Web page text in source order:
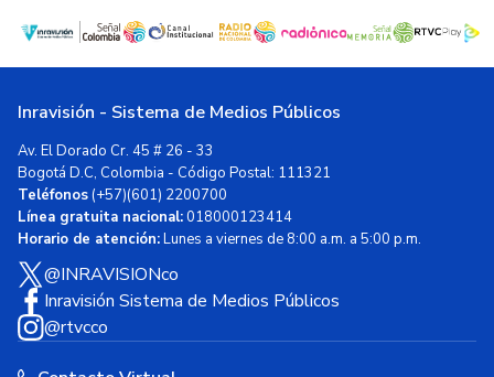
Inravisión - Sistema de Medios Públicos
Av. El Dorado Cr. 45 # 26 - 33
Bogotá D.C, Colombia - Código Postal: 111321
Teléfonos(+57)(601) 2200700
Línea gratuita nacional:018000123414
Horario de atención:Lunes a viernes de 8:00 a.m. a 5:00 p.m.
@INRAVISIONco
Inravisión Sistema de Medios Públicos
@rtvcco